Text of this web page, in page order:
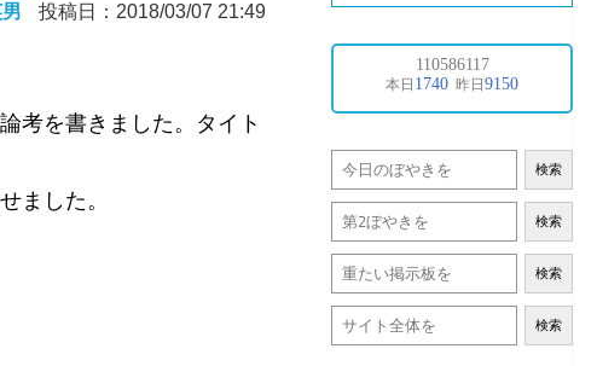
投稿日：2018/03/07 21:49
考を書きました。タイト
ました。
検索
検索
検索
検索